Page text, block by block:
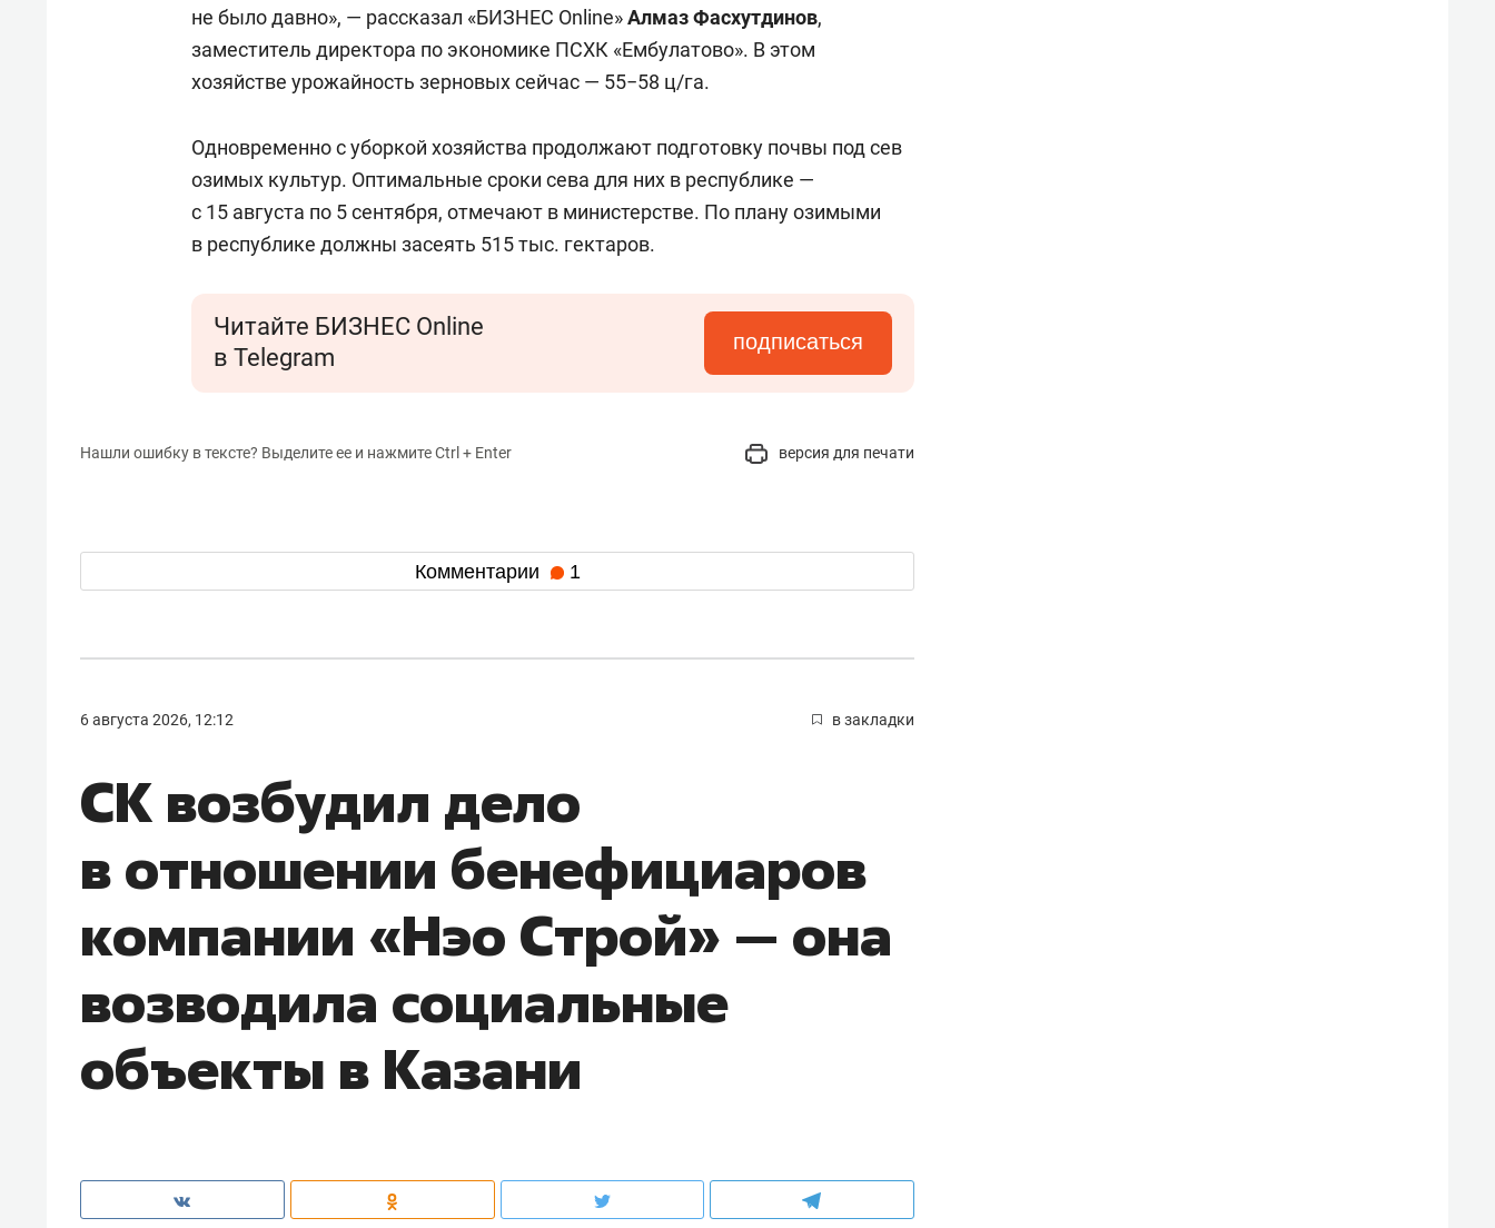
не было давно», — рассказал «БИЗНЕС Online»Алмаз Фасхутдинов,
заместитель директора по экономике ПСХК «Ембулатово». В этом
хозяйстве урожайность зерновых сейчас — 55−58 ц/га.
Одновременно с уборкой хозяйства продолжают подготовку почвы под сев
озимых культур. Оптимальные сроки сева для них в республике —
с 15 августа по 5 сентября, отмечают в министерстве. По плану озимыми
в республике должны засеять 515 тыс. гектаров.
Читайте БИЗНЕС Online
в Telegram
подписаться
Нашли ошибку в тексте? Выделите ее и нажмите Ctrl + Enter версия для печати
Комментарии 1
6 августа 2026, 12:12 в закладки
СК возбудил дело
в отношении бенефициаров
компании «Нэо Строй» — она
возводила социальные
объекты в Казани